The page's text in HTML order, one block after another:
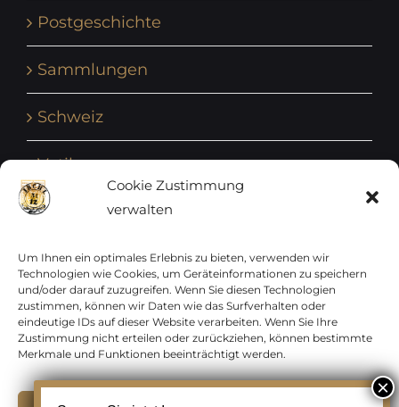
Cookie Zustimmung
verwalten
Um Ihnen ein optimales Erlebnis zu bieten, verwenden wir
Technologien wie Cookies, um Geräteinformationen zu speichern
und/oder darauf zuzugreifen. Wenn Sie diesen Technologien
zustimmen, können wir Daten wie das Surfverhalten oder
eindeutige IDs auf dieser Website verarbeiten. Wenn Sie Ihre
Zustimmung nicht erteilen oder zurückziehen, können bestimmte
Merkmale und Funktionen beeinträchtigt werden.
Postgeschichte
Sammlungen
Schweiz
Vatikan
Vereinte Nationen
Vorphilatelie
Zensurbelege Österreich
Zensurbelege Schweiz